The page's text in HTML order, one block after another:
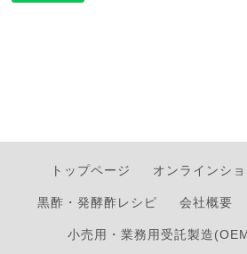
トップページ オンラインシ
黒酢・発酵酢レシピ 会社概要
小売用・業務用受託製造